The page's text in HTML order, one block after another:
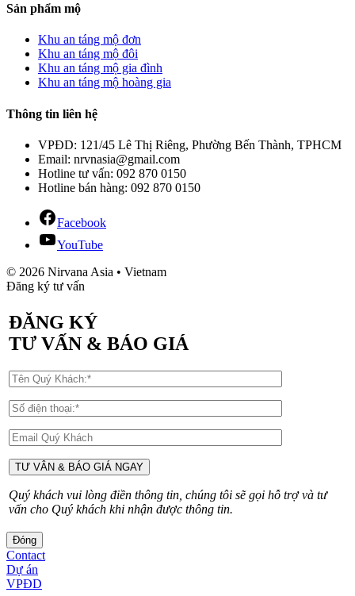
Sản phẩm mộ
Khu an táng mộ đơn
Khu an táng mộ đôi
Khu an táng mộ gia đình
Khu an táng mộ hoàng gia
Thông tin liên hệ
VPĐD: 121/45 Lê Thị Riêng, Phường Bến Thành, TPHCM
Email: nrvnasia@gmail.com
Hotline tư vấn: 092 870 0150
Hotline bán hàng: 092 870 0150
Facebook
YouTube
© 2026 Nirvana Asia • Vietnam
Đăng ký tư vấn
ĐĂNG KÝ
TƯ VẤN & BÁO GIÁ
Quý khách vui lòng điền thông tin, chúng tôi sẽ gọi hỗ trợ và tư
vấn cho Quý khách khi nhận được thông tin.
Đóng
Contact
Dự án
VPĐD